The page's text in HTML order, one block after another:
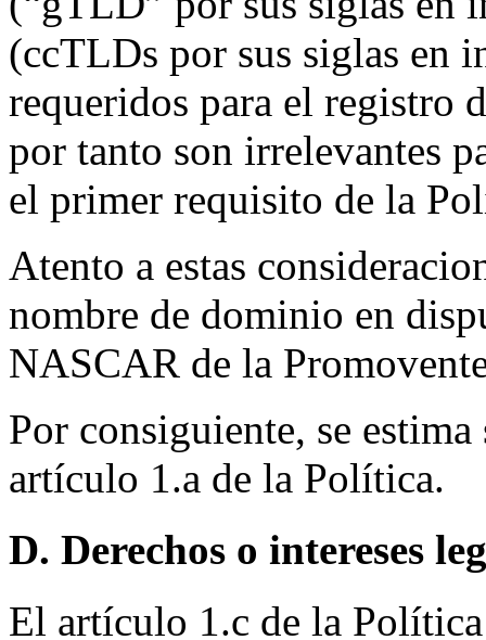
(ccTLDs por sus siglas en
requeridos para el registro
por tanto son irrelevantes
el primer requisito de la
Atento a estas
nombre de dominio en
NASCAR de la
Por consiguiente, se
artículo 1.a de la Política.
D. Derechos o intereses
El artículo 1.c de la